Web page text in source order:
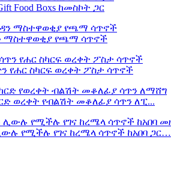
Food Boxs ከመስኮት ጋር
ማስተዋወቂያ የጫማ ሳጥኖች
የሐር ስካርፍ ወረቀት ፖስታ ሳጥኖች
ወረቀት የብልሽት መቆለፊያ ሳጥን ለፒ...
የሚችሉ የገና ከረሜላ ሳጥኖች ከአበባ ጋር…